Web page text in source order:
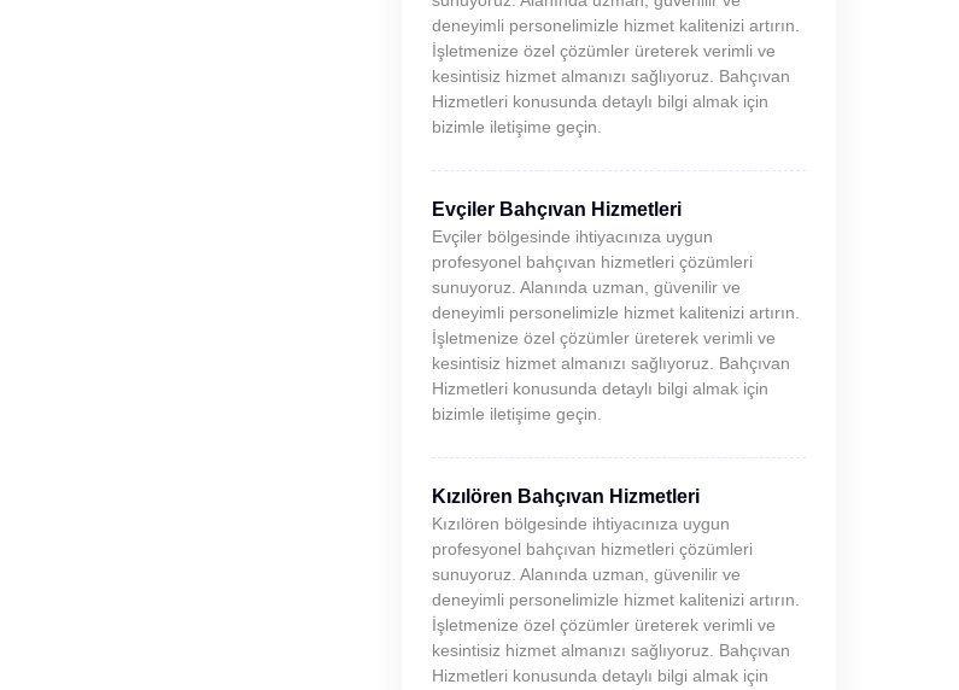
deneyimli personelimizle hizmet kalitenizi artırın.
İşletmenize özel çözümler üreterek verimli ve
kesintisiz hizmet almanızı sağlıyoruz. Bahçıvan
Hizmetleri konusunda detaylı bilgi almak için
bizimle iletişime geçin.
Evçiler Bahçıvan Hizmetleri
Evçiler bölgesinde ihtiyacınıza uygun
profesyonel bahçıvan hizmetleri çözümleri
sunuyoruz. Alanında uzman, güvenilir ve
deneyimli personelimizle hizmet kalitenizi artırın.
İşletmenize özel çözümler üreterek verimli ve
kesintisiz hizmet almanızı sağlıyoruz. Bahçıvan
Hizmetleri konusunda detaylı bilgi almak için
bizimle iletişime geçin.
Kızılören Bahçıvan Hizmetleri
Kızılören bölgesinde ihtiyacınıza uygun
profesyonel bahçıvan hizmetleri çözümleri
sunuyoruz. Alanında uzman, güvenilir ve
deneyimli personelimizle hizmet kalitenizi artırın.
İşletmenize özel çözümler üreterek verimli ve
kesintisiz hizmet almanızı sağlıyoruz. Bahçıvan
Hizmetleri konusunda detaylı bilgi almak için